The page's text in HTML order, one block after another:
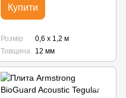
Купити
Розмір
0,6 х 1,2 м
Товщина
12 мм